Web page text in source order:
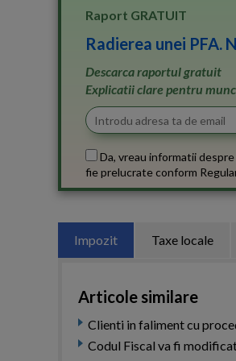
Raport GRATUIT
Radierea unei PFA.
Descarca raportul gratuit
Explicatii clare pentru
Da, vreau informatii
fie prelucrate conform
Impozit Taxe locale
Articole similare
Clienti in faliment cu
Codul Fiscal va fi